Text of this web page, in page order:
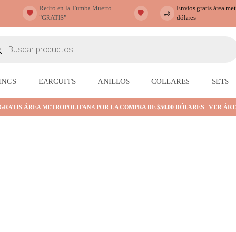
Retiro en la Tumba Muerto
"GRATIS"
Envíos gratis área
dólares
EARCUFFS ANILLOS COLLARES SETS
ÁREA METROPOLITANA POR LA COMPRA DE $50.00 DÓLARES VER